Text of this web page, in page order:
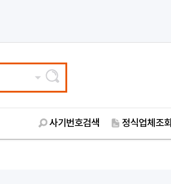
사기번호검색 정식업체조회